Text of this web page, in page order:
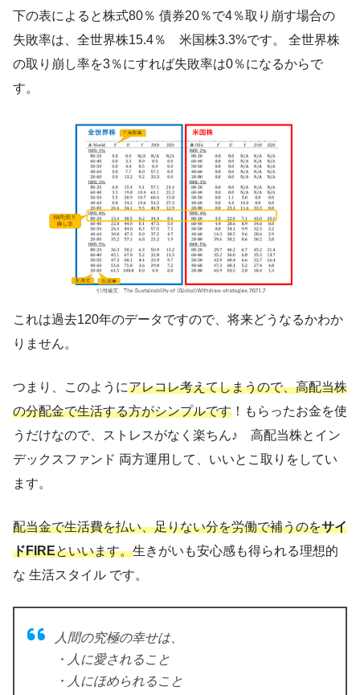
下の表によると株式80％ 債券20％で4％取り崩す場合の
失敗率は、全世界株15.4％ 米国株3.3%です。 全世界株
の取り崩し率を3％にすれば失敗率は0％になるからで
す。
これは過去120年のデータですので、将来どうなるかわか
りません。
つまり、このようにアレコレ考えてしまうので、高配当株
の分配金で生活する方がシンプルです ！もらったお金を使
うだけなので、ストレスがなく楽ちん♪ 高配当株とイン
デックスファンド 両方運用して、いいとこ取りをしてい
ます。
配当金で生活費を払い、足りない分を労働で補うのをサイ
ドFIREといいます。生きがいも安心感も得られる理想的
な 生活スタイル です。
人間の究極の幸せは、
・人に愛されること
・人にほめられること